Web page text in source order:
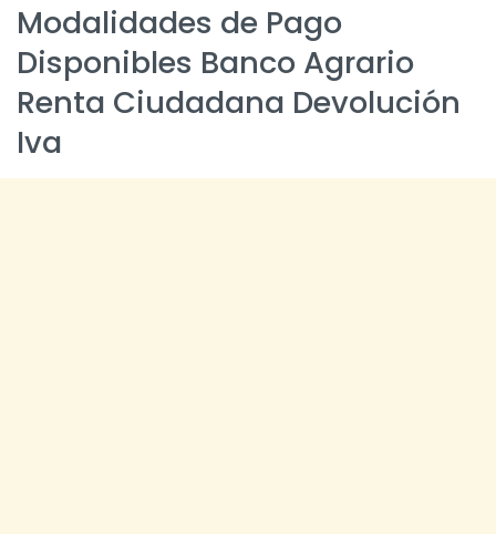
Modalidades de Pago
Disponibles Banco Agrario
Renta Ciudadana Devolución
Iva